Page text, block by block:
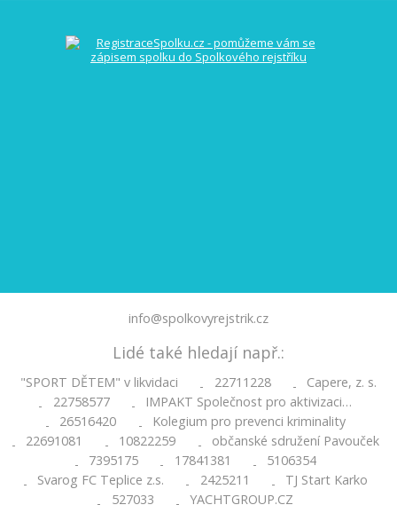
info@spolkovyrejstrik.cz
Lidé také hledají např.:
"SPORT DĚTEM" v likvidaci - 22711228 -
Capere, z. s.
-
22758577 -
IMPAKT Společnost pro aktivizaci…
-
26516420 -
Kolegium pro prevenci kriminality
-
22691081 - 10822259 -
občanské sdružení Pavouček
-
7395175 - 17841381 -
5106354
-
Svarog FC Teplice z.s. - 2425211 -
TJ Start Karko
527033 YACHTGROUP.CZ